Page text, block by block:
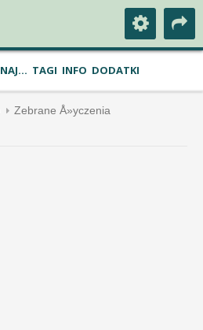
NAJ... TAGI INFO DODATKI
Zebrane Å»yczenia